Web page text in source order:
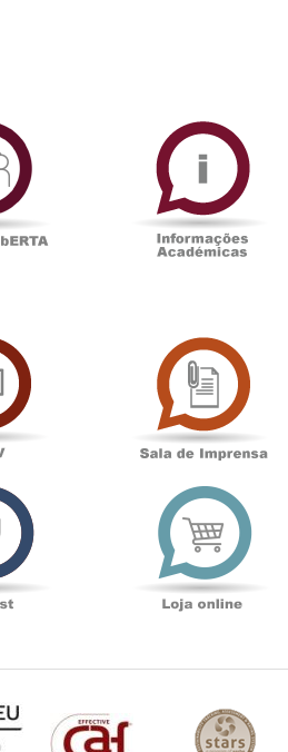
PlataformAberta